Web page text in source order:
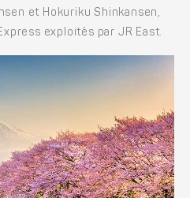
et Hokuriku Shinkansen,
exploités par JR East.